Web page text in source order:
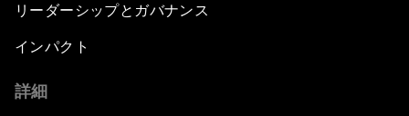
リーダーシップとガバナンス
インパクト
詳細